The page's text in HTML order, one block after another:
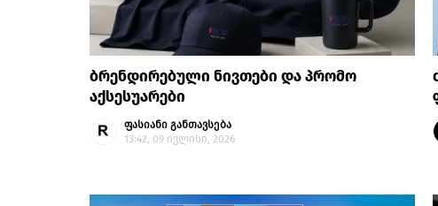
ბრენდირებული ნივთები და პრომო
აქსესუარები
ფასიანი განთავსება
13:42, 09 ივლისი, 2026